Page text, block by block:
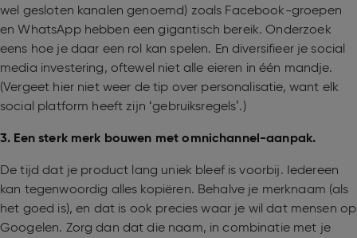
wel gesloten kanalen genoemd) zoals Facebook-groepen
en WhatsApp hebben een gigantisch bereik. Onderzoek
eens hoe je daar een rol kan spelen. En diversifieer je social
media investering, oftewel niet alle eieren in één mandje.
(Vergeet hier niet weer de tip over personalisatie, want elk
social platform heeft zijn ‘gebruiksregels’.)
3. Een sterk merk bouwen met omnichannel-aanpak.
De tijd dat je product lang uniek bleef is voorbij. Iedereen
kan tegenwoordig alles kopiëren. Behalve je merknaam (als
het goed is), en dat is ook precies waar je wil dat mensen op
Googelen. Zorg dan dat die naam, in combinatie met je